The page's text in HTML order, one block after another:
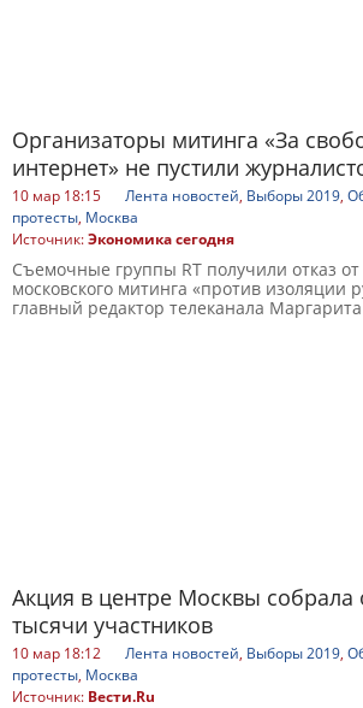
Организаторы митинга «За
интернет» не пустили
10 мар 18:15 Лента новостей, Выборы 2019,
протесты, Москва
Источник:Экономика сегодня
Съемочные группы RT получили отказ
московского митинга «против изоляции
главный редактор телеканала
Акция в центре Москвы собрала
тысячи участников
10 мар 18:12 Лента новостей, Выборы 2019,
протесты, Москва
Источник: Вести.Ru